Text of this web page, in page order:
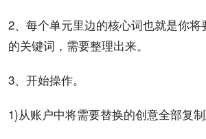
2、每个单元里边的核心词也就是你将
的关键词，需要整理出来。
3、开始操作。
1)从账户中将需要替换的创意全部复制